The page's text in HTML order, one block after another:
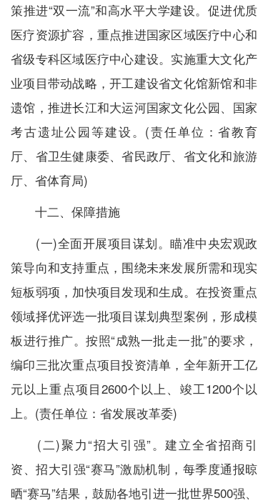
策推进“双一流”和高水平大学建设。促进优质
医疗资源扩容，重点推进国家区域医疗中心和
省级专科区域医疗中心建设。实施重大文化产
业项目带动战略，开工建设省文化馆新馆和非
遗馆，推进长江和大运河国家文化公园、国家
考古遗址公园等建设。(责任单位：省教育
厅、省卫生健康委、省民政厅、省文化和旅游
厅、省体育局)
十二、保障措施
(一)全面开展项目谋划。瞄准中央宏观政
策导向和支持重点，围绕未来发展所需和现实
短板弱项，加快项目发现和生成。在投资重点
领域择优评选一批项目谋划典型案例，形成模
板进行推广。按照“成熟一批走一批”的要求，
编印三批次重点项目投资清单，全年新开工亿
元以上重点项目2600个以上、竣工1200个以
上。(责任单位：省发展改革委)
(二)聚力“招大引强”。建立全省招商引
资、招大引强“赛马”激励机制，每季度通报晾
晒“赛马”结果，鼓励各地引进一批世界500强、